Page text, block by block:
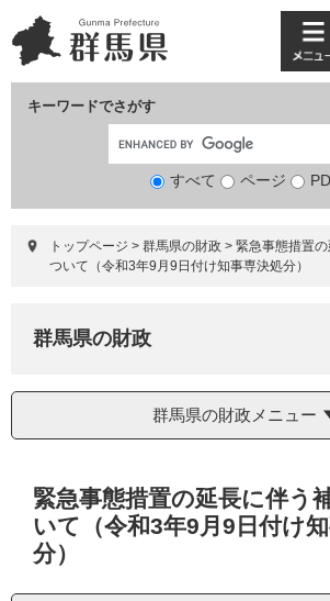
ー
ジ
ニ
ュ
て
キーワードでさがす
検
象
すべて ページ
メ
ニ
ー
トップページ > 群馬県の財政 > 緊急事態措置
ついて（令和3年9月9日付け知事専決処分）
群馬県の財政
群馬県の財政メニュー
緊急事態措置の延長に伴う
いて（令和3年9月9日付け
分）